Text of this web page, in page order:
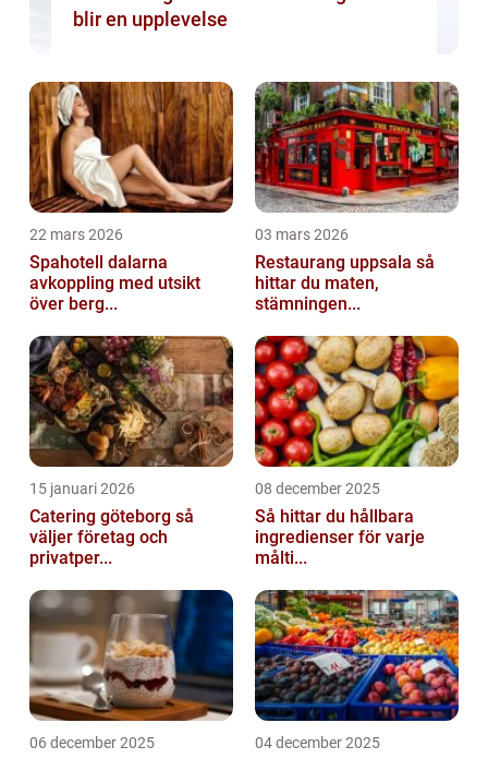
blir en upplevelse
22 mars 2026
Spahotell dalarna
avkoppling med utsikt
över berg...
03 mars 2026
Restaurang uppsala så
hittar du maten,
stämningen...
15 januari 2026
Catering göteborg så
väljer företag och
privatper...
08 december 2025
Så hittar du hållbara
ingredienser för varje
målti...
06 december 2025 04 december 2025